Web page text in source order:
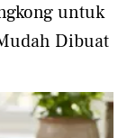
untuk
Dibuat